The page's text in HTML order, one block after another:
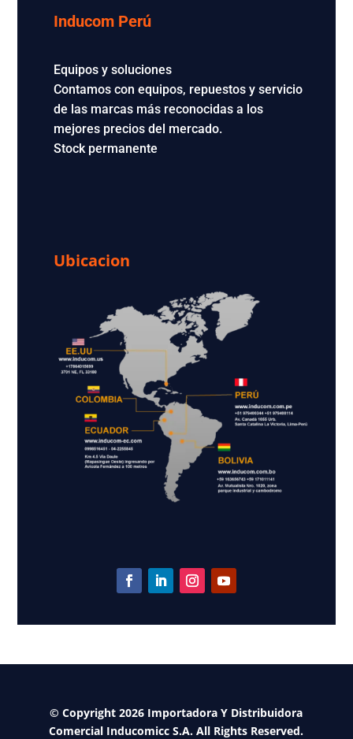
Inducom Perú
Equipos y soluciones
Contamos con equipos, repuestos y servicio
de las marcas más reconocidas a los
mejores precios del mercado.
Stock permanente
Ubicacion
© Copyright 2026 Importadora Y Distribuidora
Comercial Inducomicc S.A. All Rights Reserved.